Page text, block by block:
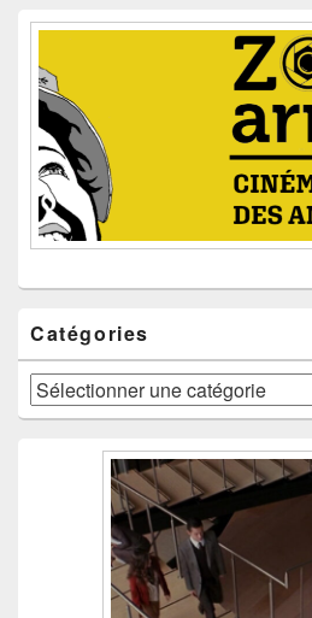
Catégories
Catégories